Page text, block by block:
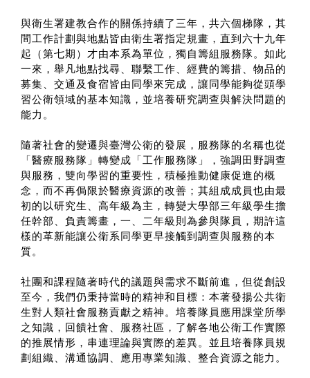
與衛生署建教合作的關係持續了三年，共六個梯隊，其
間工作計劃與地點皆由衛生署指定規畫，直到六十九年
起（第七期）才由本系為單位，獨自籌組服務隊。如此
一來，舉凡地點找尋、聯繫工作、經費的籌措、物品的
募集、交通及食宿皆由同學來完成，讓同學能夠從頭學
習公衛領域的基本知識，並培養研究調查與解決問題的
能力。
隨著社會的變遷與臺灣公衛的發展，服務隊的名稱也從
「醫療服務隊」轉變成「工作服務隊」，強調田野調查
與服務，雙向學習的重要性，積極推動健康促進的概
念，而不再侷限於醫療資源的改善；其組成成員也由最
初的以研究生、高年級為主，轉變大學部三年級學生擔
任幹部、負責籌畫，一、二年級則為參與隊員，期許這
樣的革新能讓公衛系同學更早接觸到調查與服務的本
質。
社團和課程隨著時代的議題與需求不斷前進，但從創設
至今，我們仍秉持當時的精神和目標：本著發揚公共衛
生對人類社會服務貢獻之精神。培養隊員應用課堂所學
之知識，回饋社會、服務社區，了解各地公衛工作實際
的推展情形，串連理論與實際的差異。並且培養隊員規
劃組織、溝通協調、應用專業知識、整合資源之能力。